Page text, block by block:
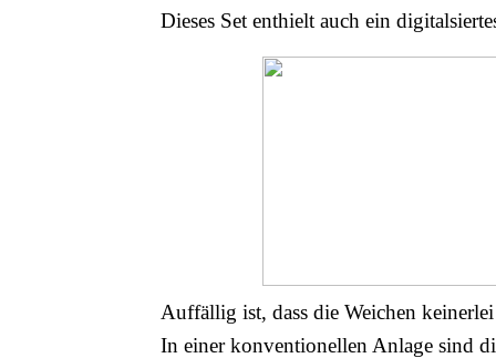
Dieses Set enthielt auch ein
Auffällig ist, dass die Weichen
In einer konventionellen Anlage sind